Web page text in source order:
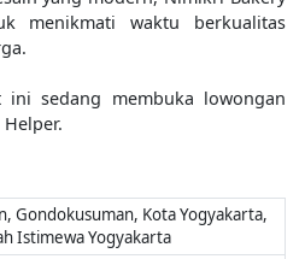
menikmati waktu berkualitas
ini sedang membuka lowongan
Gondokusuman, Kota Yogyakarta,
Istimewa Yogyakarta